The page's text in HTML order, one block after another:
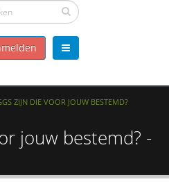
ZIJN DIE VOOR JOUW BESTEMD?
jouw bestemd? -